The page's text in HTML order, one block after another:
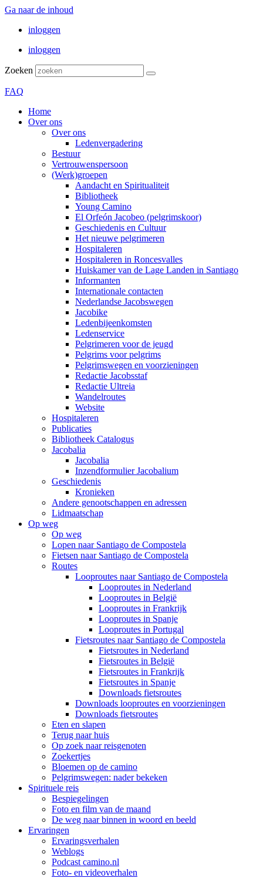
Ga naar de inhoud
inloggen
inloggen
Zoeken
FAQ
Home
Over ons
Over ons
Ledenvergadering
Bestuur
Vertrouwenspersoon
(Werk)groepen
Aandacht en Spiritualiteit
Bibliotheek
Young Camino
El Orfeón Jacobeo (pelgrimskoor)
Geschiedenis en Cultuur
Het nieuwe pelgrimeren
Hospitaleren
Hospitaleren in Roncesvalles
Huiskamer van de Lage Landen in Santiago
Informanten
Internationale contacten
Nederlandse Jacobswegen
Jacobike
Ledenbijeenkomsten
Ledenservice
Pelgrimeren voor de jeugd
Pelgrims voor pelgrims
Pelgrimswegen en voorzieningen
Redactie Jacobsstaf
Redactie Ultreia
Wandelroutes
Website
Hospitaleren
Publicaties
Bibliotheek Catalogus
Jacobalia
Jacobalia
Inzendformulier Jacobalium
Geschiedenis
Kronieken
Andere genootschappen en adressen
Lidmaatschap
Op weg
Op weg
Lopen naar Santiago de Compostela
Fietsen naar Santiago de Compostela
Routes
Looproutes naar Santiago de Compostela
Looproutes in Nederland
Looproutes in België
Looproutes in Frankrijk
Looproutes in Spanje
Looproutes in Portugal
Fietsroutes naar Santiago de Compostela
Fietsroutes in Nederland
Fietsroutes in België
Fietsroutes in Frankrijk
Fietsroutes in Spanje
Downloads fietsroutes
Downloads looproutes en voorzieningen
Downloads fietsroutes
Eten en slapen
Terug naar huis
Op zoek naar reisgenoten
Zoekertjes
Bloemen op de camino
Pelgrimswegen: nader bekeken
Spirituele reis
Bespiegelingen
Foto en film van de maand
De weg naar binnen in woord en beeld
Ervaringen
Ervaringsverhalen
Weblogs
Podcast camino.nl
Foto- en videoverhalen